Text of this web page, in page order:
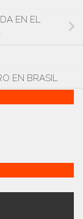
EN EL
EN BRASIL